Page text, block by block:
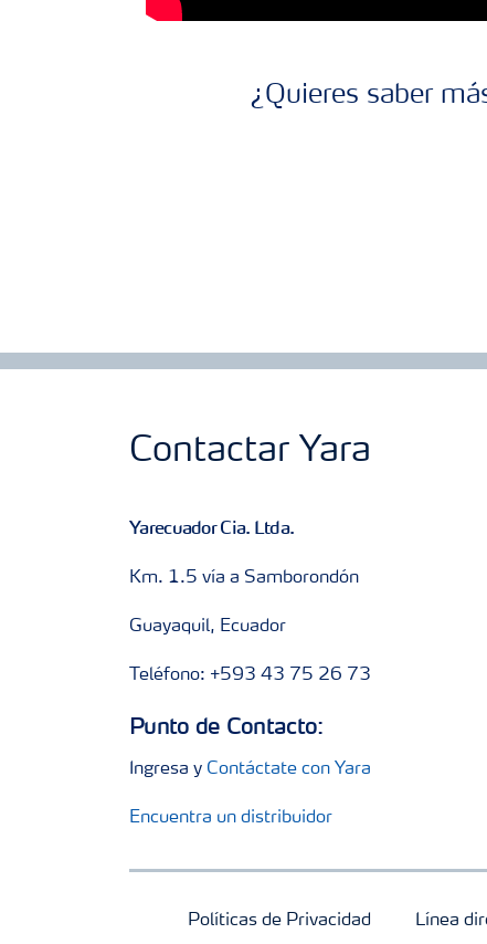
¿Quieres saber
Contactar Yara
Yarecuador Cia. Ltda.
Km. 1.5 vía a Samborondón
Guayaquil, Ecuador
Teléfono: +593 43 75 26 73
Punto de Contacto:
Ingresa y Contáctate con Yara
Encuentra un distribuidor
Políticas de Privacidad Línea